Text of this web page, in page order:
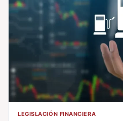
LEGISLACIÓN FINANCIERA